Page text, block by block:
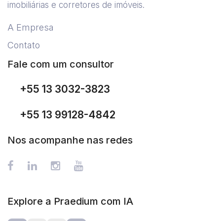
imobiliárias e corretores de imóveis.
A Empresa
Contato
Fale com um consultor
+55 13 3032-3823
+55 13 99128-4842
Nos acompanhe nas redes
Explore a Praedium com IA